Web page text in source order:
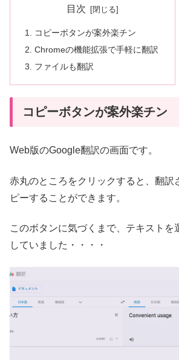
目次
コピーボタンが案外楽チン
Chromeの機能拡張で手軽に翻訳
ファイルも翻訳
コピーボタンが案外楽チン
Web版のGoogle翻訳の画面です。
赤丸のところをクリックすると、翻訳
ピーすることができます。
このボタンに気づくまで、テキストを
していました・・・・